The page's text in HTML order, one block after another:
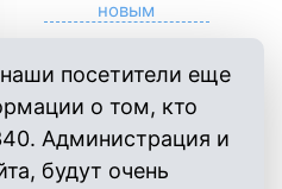
посетители еще
о том, кто
Администрация и
будут очень